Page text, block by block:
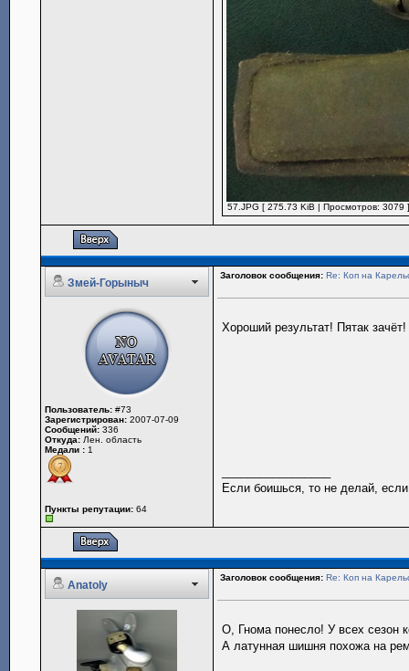
57.JPG [ 275.73 KiB | Просмотров: 3079
Змей-Горыныч
Заголовок сообщения: Re: Коп на
Пользователь: #73
Зарегистрирован: 2007-07-09
Сообщений: 336
Откуда: Лен. область
Медали : 1
Пункты репутации: 64
Хороший результат! Пятак
Если боишься, то не делай,
Anatoly
Заголовок сообщения: Re: Коп на
О, Гнома понесло! У всех сезон
А латунная шишня похожа на